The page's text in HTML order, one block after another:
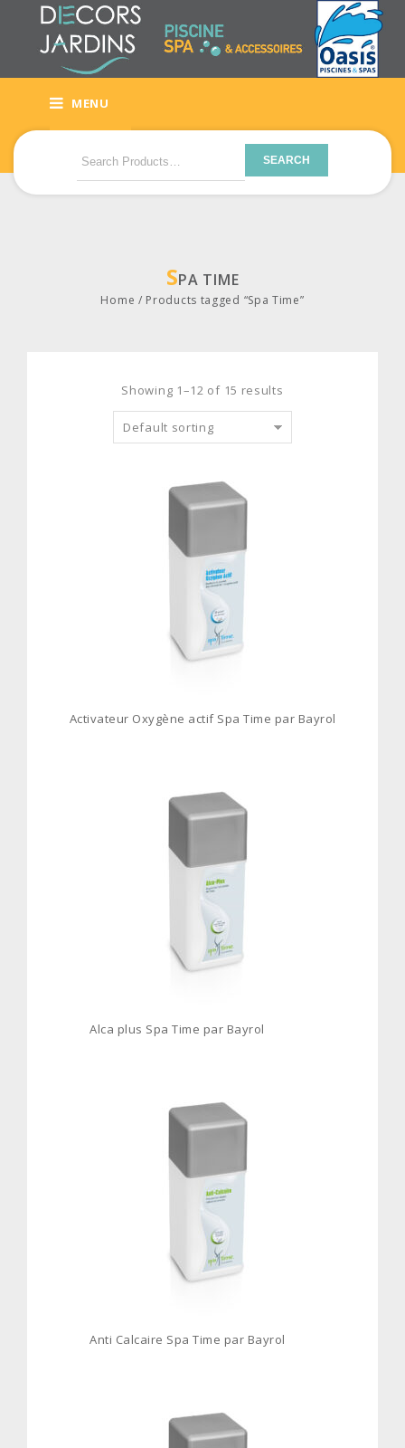
MENU
SEARCH
SPA TIME
Home / Products tagged “Spa Time”
Showing 1–12 of 15 results
Default sorting
Activateur Oxygène actif Spa Time par Bayrol
Alca plus Spa Time par Bayrol
Anti Calcaire Spa Time par Bayrol